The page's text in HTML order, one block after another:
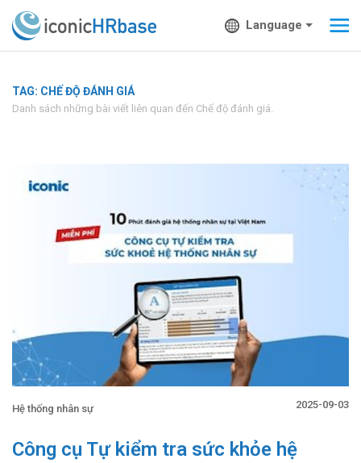
Language
TAG: CHẾ ĐỘ ĐÁNH GIÁ
Danh sách những bài viết liên quan đến Chế độ đánh giá.
Hệ thống nhân sự 2025-09-03
Công cụ Tự kiểm tra sức khỏe hệ